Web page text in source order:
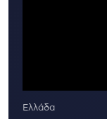
Ελλάδα